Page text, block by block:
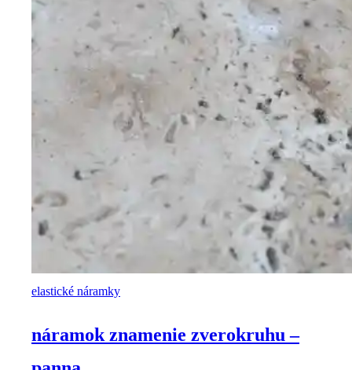
elastické náramky
náramok znamenie zverokruhu –